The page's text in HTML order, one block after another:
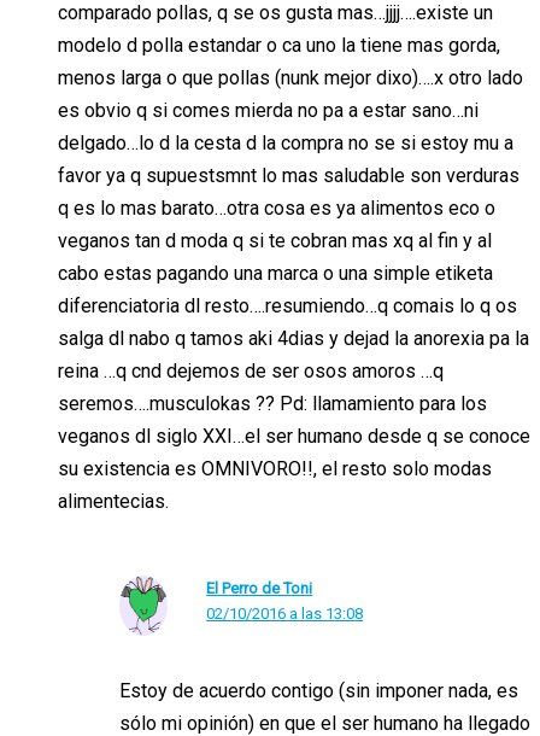
comparado pollas, q se os gusta mas…jjjj….existe un
modelo d polla estandar o ca uno la tiene mas gorda,
menos larga o que pollas (nunk mejor dixo)….x otro lado
es obvio q si comes mierda no pa a estar sano…ni
delgado…lo d la cesta d la compra no se si estoy mu a
favor ya q supuestsmnt lo mas saludable son verduras
q es lo mas barato…otra cosa es ya alimentos eco o
veganos tan d moda q si te cobran mas xq al fin y al
cabo estas pagando una marca o una simple etiketa
diferenciatoria dl resto….resumiendo…q comais lo q os
salga dl nabo q tamos aki 4dias y dejad la anorexia pa la
reina …q cnd dejemos de ser osos amoros …q
seremos….musculokas ?? Pd: llamamiento para los
veganos dl siglo XXI…el ser humano desde q se conoce
su existencia es OMNIVORO!!, el resto solo modas
alimentecias.
El Perro de Toni
02/10/2016 a las 13:08
Estoy de acuerdo contigo (sin imponer nada, es
sólo mi opinión) en que el ser humano ha llegado